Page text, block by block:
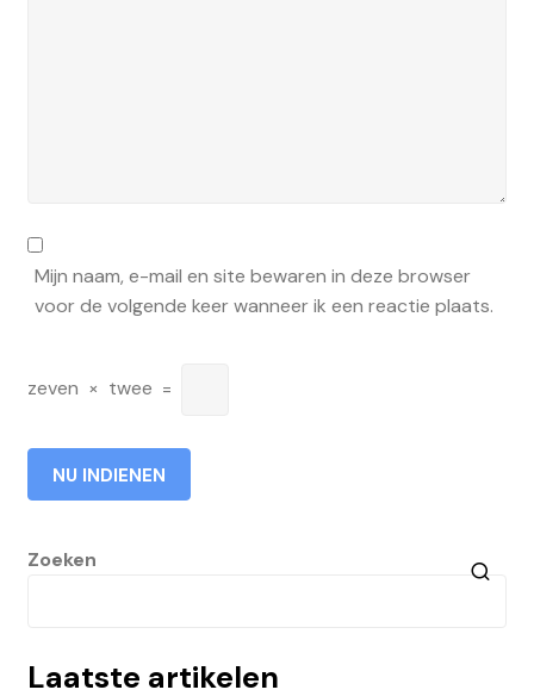
Mijn naam, e-mail en site bewaren in deze browser
voor de volgende keer wanneer ik een reactie plaats.
zeven × twee =
Zoeken
Laatste artikelen